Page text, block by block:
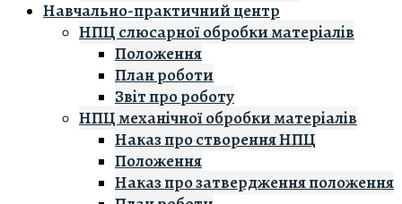
Навчально-практичний центр
НПЦ слюсарної обробки матеріалів
Положення
План роботи
Звіт про роботу
НПЦ механічної обробки матеріалів
Наказ про створення НПЦ
Положення
Наказ про затвердження положення